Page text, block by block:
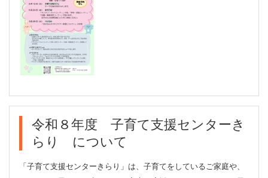
令和８年度 子育て支援センターき
らり について
「子育て支援センターきらり」は、子育てをしているご家庭や、